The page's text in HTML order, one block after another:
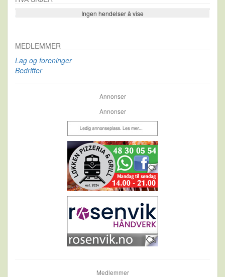
Ingen hendelser å vise
Se flere…
MEDLEMMER
Lag og foreninger
Bedrifter
Annonser
Annonser
Medlemmer